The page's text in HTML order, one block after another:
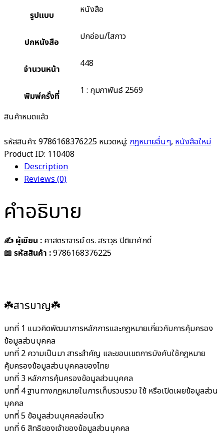
รูปแบบ หนังสือ
ปกหนังสือ ปกอ่อน/ไสกาว
จำนวนหน้า 448
พิมพ์ครั้งที่ 1 : กุมภาพันธ์ 2569
สินค้าหมดแล้ว
รหัสสินค้า: 9786168376225 หมวดหมู่: กฎหมายอื่นๆ, หนังสือใหม่
Product ID: 110408
Description
Reviews (0)
คำอธิบาย
✍️ ผู้เขียน : ศาสตราจารย์ ดร. สราวุธ ปิติยาศักดิ์
📖 รหัสสินค้า :9786168376225
☘️สารบาญ☘️
บทที่ 1 แนวคิดพัฒนาการหลักการและกฎหมายเกี่ยวกับการคุ้มครอง
ข้อมูลส่วนบุคคล
บทที่ 2 ความเป็นมา สาระสำคัญ และขอบเขตการบังคับใช้กฎหมาย
คุ้มครองข้อมูลส่วนบุคคลของไทย
บทที่ 3 หลักการคุ้มครองข้อมูลส่วนบุคคล
บทที่ 4 ฐานทางกฎหมายในการเก็บรวบรวม ใช้ หรือเปิดเผยข้อมูลส่วน
บุคคล
บทที่ 5 ข้อมูลส่วนบุคคลอ่อนไหว
บทที่ 6 สิทธิของเจ้าของข้อมูลส่วนบุคคล